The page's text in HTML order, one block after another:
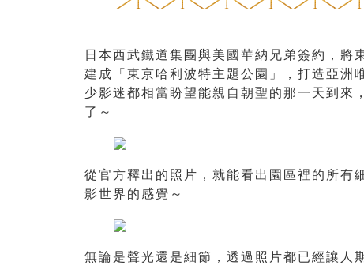
日本西武鐵道集團與美國華納兄弟簽約，將
建成「東京哈利波特主題公園」，打造亞洲
少影迷都相當盼望能親自朝聖的那一天到來
了～
從官方釋出的照片，就能看出園區裡的所有
影世界的感覺～
無論是聲光還是細節，透過照片都已經讓人